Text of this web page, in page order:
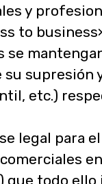
y
to
se
supresión
etc.)
legal
que todo ello